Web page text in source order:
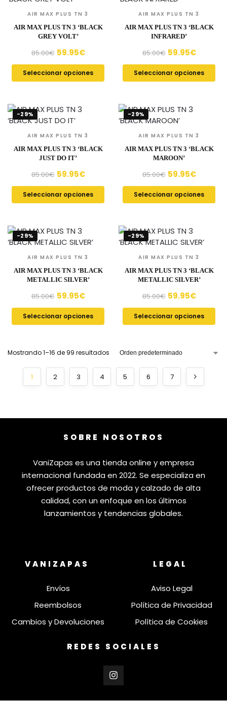
AIR MAX PLUS TN 3
AIR MAX PLUS TN 3 ‘BLACK
GREY VOLT’
85.00€ 59.95€
Seleccionar opciones
AIR MAX PLUS TN 3
AIR MAX PLUS TN 3 ‘BLACK
INFRARED’
85.00€ 59.95€
Seleccionar opciones
-29%
AIR MAX PLUS TN 3
AIR MAX PLUS TN 3 ‘BLACK
JUST DO IT’
85.00€ 59.95€
Seleccionar opciones
-29%
AIR MAX PLUS TN 3
AIR MAX PLUS TN 3 ‘BLACK
MAROON’
85.00€ 59.95€
Seleccionar opciones
-29%
AIR MAX PLUS TN 3
AIR MAX PLUS TN 3 ‘BLACK
METALLIC SILVER’
85.00€ 59.95€
Seleccionar opciones
-29%
AIR MAX PLUS TN 3
AIR MAX PLUS TN 3 ‘BLACK
METALLIC SILVER’
85.00€ 59.95€
Seleccionar opciones
Mostrando 1–16 de 99 resultados
1 2 3 4 5 6 7
SOBRE NOSOTROS
VaniZapas es una tienda online y empresa
internacional fundada en 2022. Se especializa en
ofrecer productos de moda y calzado de alta
calidad, con un enfoque en los últimos
lanzamientos y tendencias globales.
VANIZAPAS
Envíos
Reembolsos
Cambios y Devoluciones
LEGAL
Aviso Legal
Política de Privacidad
Política de Cookies
REDES SOCIALES